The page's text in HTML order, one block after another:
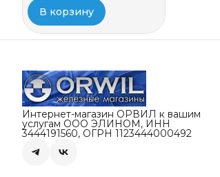
В корзину
Интернет-магазин ОРВИЛ к вашим
услугам ООО ЭЛИНОМ, ИНН
3444191560, ОГРН 1123444000492